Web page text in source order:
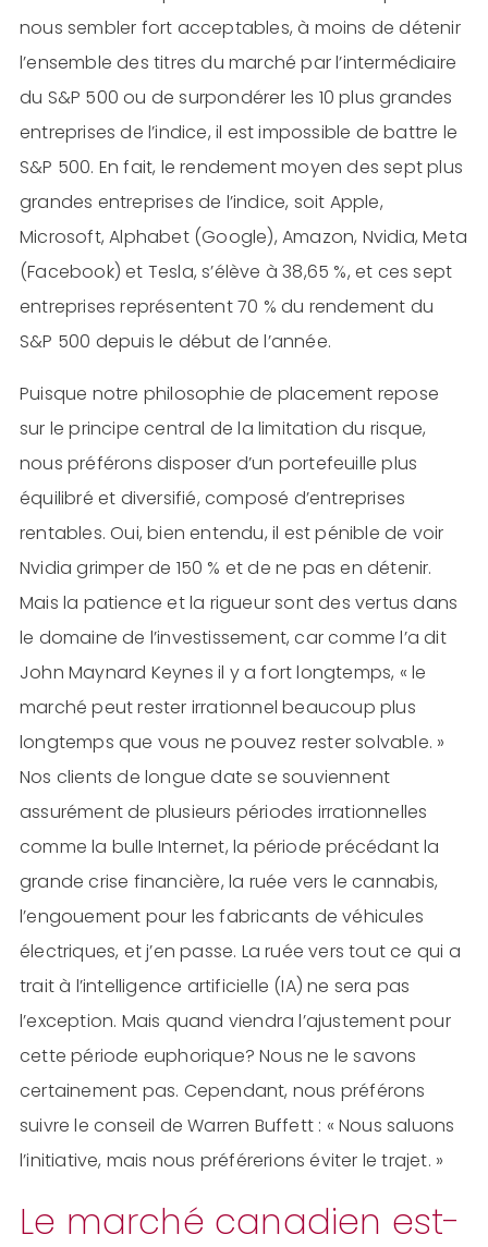
nous sembler fort acceptables, à moins de détenir
l’ensemble des titres du marché par l’intermédiaire
du S&P 500 ou de surpondérer les 10 plus grandes
entreprises de l’indice, il est impossible de battre le
S&P 500. En fait, le rendement moyen des sept plus
grandes entreprises de l’indice, soit Apple,
Microsoft, Alphabet (Google), Amazon, Nvidia, Meta
(Facebook) et Tesla, s’élève à 38,65 %, et ces sept
entreprises représentent 70 % du rendement du
S&P 500 depuis le début de l’année.
Puisque notre philosophie de placement repose
sur le principe central de la limitation du risque,
nous préférons disposer d’un portefeuille plus
équilibré et diversifié, composé d’entreprises
rentables. Oui, bien entendu, il est pénible de voir
Nvidia grimper de 150 % et de ne pas en détenir.
Mais la patience et la rigueur sont des vertus dans
le domaine de l’investissement, car comme l’a dit
John Maynard Keynes il y a fort longtemps, « le
marché peut rester irrationnel beaucoup plus
longtemps que vous ne pouvez rester solvable. »
Nos clients de longue date se souviennent
assurément de plusieurs périodes irrationnelles
comme la bulle Internet, la période précédant la
grande crise financière, la ruée vers le cannabis,
l’engouement pour les fabricants de véhicules
électriques, et j’en passe. La ruée vers tout ce qui a
trait à l’intelligence artificielle (IA) ne sera pas
l’exception. Mais quand viendra l’ajustement pour
cette période euphorique? Nous ne le savons
certainement pas. Cependant, nous préférons
suivre le conseil de Warren Buffett : « Nous saluons
l’initiative, mais nous préférerions éviter le trajet. »
Le marché canadien est-